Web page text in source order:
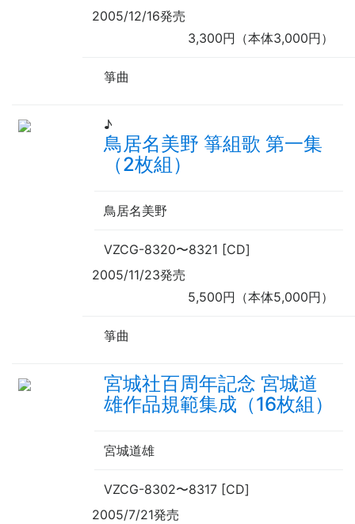
2005/12/16発売
3,300円（本体3,000円）
箏曲
♪
鳥居名美野 箏組歌 第一集
（2枚組）
鳥居名美野
VZCG-8320〜8321 [CD]
2005/11/23発売
5,500円（本体5,000円）
箏曲
宮城社百周年記念 宮城道
雄作品規範集成（16枚組）
宮城道雄
VZCG-8302〜8317 [CD]
2005/7/21発売